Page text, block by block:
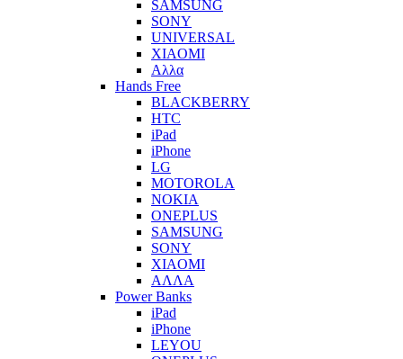
SAMSUNG
SONY
UNIVERSAL
XIAOMI
Αλλα
Hands Free
BLACKBERRY
HTC
iPad
iPhone
LG
MOTOROLA
NOKIA
ONEPLUS
SAMSUNG
SONY
XIAOMI
ΑΛΛΑ
Power Banks
iPad
iPhone
LEYOU